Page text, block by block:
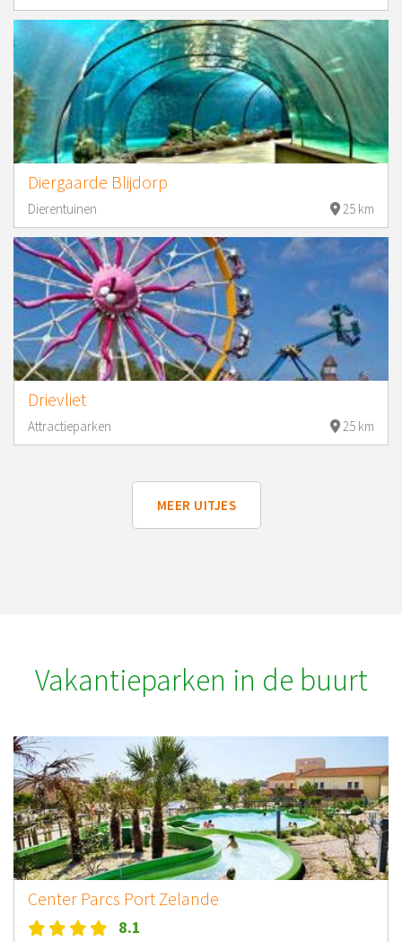
Diergaarde Blijdorp
Dierentuinen 25 km
Drievliet
Attractieparken 25 km
MEER UITJES
Vakantieparken in de buurt
Center Parcs Port Zelande
8.1